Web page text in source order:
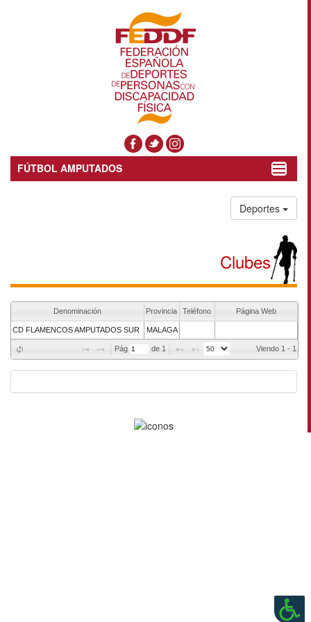
FÚTBOL AMPUTADOS
Toggle
Deportes
Clubes
Denominación Provincia Teléfono Página Web
CD FLAMENCOS AMPUTADOS SUR MALAGA
Pág de 1 Viendo 1 - 1 de